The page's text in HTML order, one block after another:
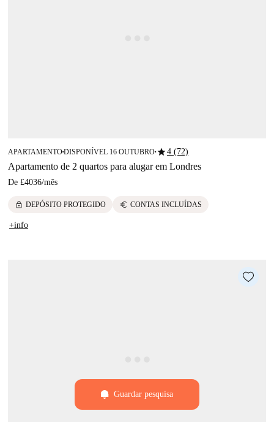
APARTAMENTO■DISPONÍVEL 16 OUTUBRO■star4 (72)
Apartamento de 2 quartos para alugar em Londres
De £4036/mês
lock DEPÓSITO PROTEGIDO euro CONTAS INCLUÍDAS
+info
Guardar pesquisa